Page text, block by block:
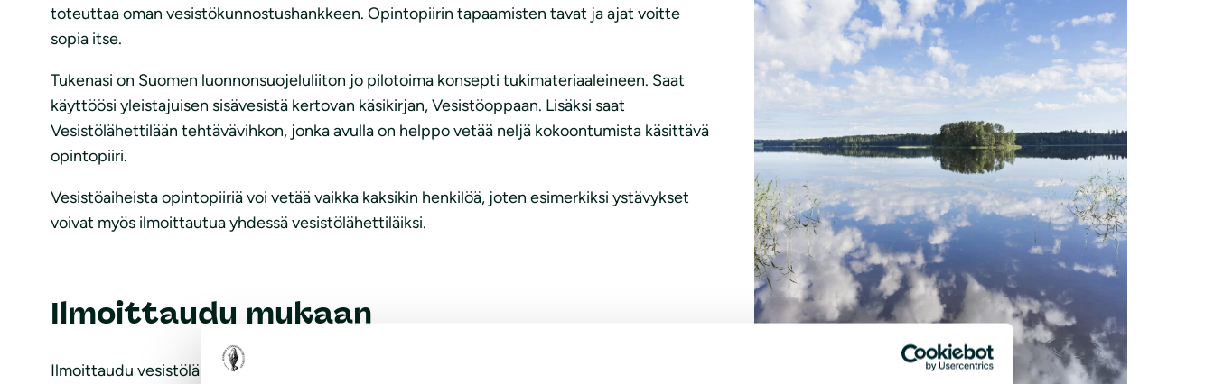
toteuttaa oman vesistökunnostushankkeen. Opintopiirin tapaamisten tavat ja ajat voitte
sopia itse.
Tukenasi on Suomen luonnonsuojeluliiton jo pilotoima konsepti tukimateriaaleineen. Saat
käyttöösi yleistajuisen sisävesistä kertovan käsikirjan, Vesistöoppaan. Lisäksi saat
Vesistölähettilään tehtävävihkon, jonka avulla on helppo vetää neljä kokoontumista käsittävä
opintopiiri.
Vesistöaiheista opintopiiriä voi vetää vaikka kaksikin henkilöä, joten esimerkiksi ystävykset
voivat myös ilmoittautua yhdessä vesistölähettiläiksi.
Ilmoittaudu mukaan
Ilmoittaudu vesistölähettilääksi oheisella lomakkeella. Alta voit ladata maksutta sähköisen